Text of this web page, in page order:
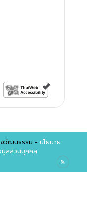
งวัฒนธรรม - นโยบาย
มูลส่วนบุคคล